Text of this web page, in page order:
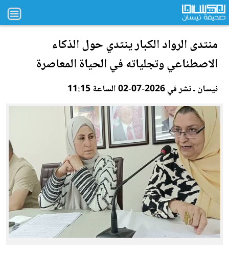
منتدى الرواد الكبار ينتدي حول الذكاء
الاصطناعيوتجلياته في الحياة المعاصرة
نيسان ـ نشر في 2026-07-02 الساعة 11:15